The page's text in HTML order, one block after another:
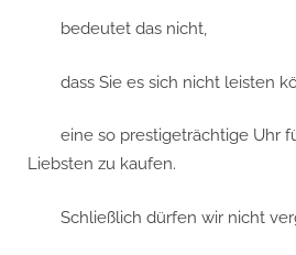
bedeutet das nicht,
dass Sie es sich nicht leisten
eine so prestigeträchtige Uhr
Liebsten zu kaufen.
Schließlich dürfen wir nicht